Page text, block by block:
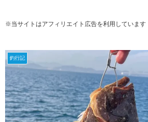
※当サイトはアフィリエイト広告を利用しています
釣行記